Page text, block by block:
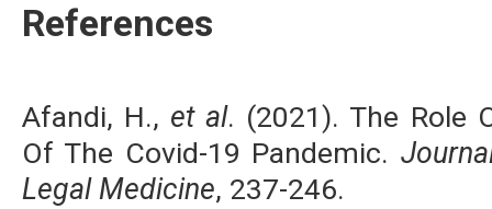
References
Afandi, H., et al. (2021). The Role
Of The Covid-19 Pandemic.
Legal Medicine, 237-246.